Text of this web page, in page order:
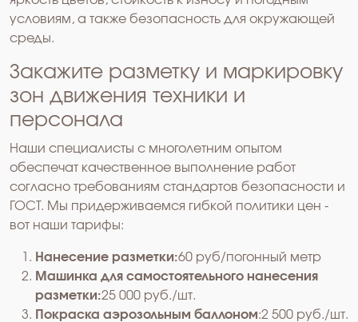
условиям, а также безопасность для окружающей
среды.
Закажите разметку и маркировку
зон движения техники и
персонала
Наши специалисты с многолетним опытом
обеспечат качественное выполнение работ
согласно требованиям стандартов безопасности и
ГОСТ. Мы придерживаемся гибкой политики цен -
вот наши тарифы:
Нанесение разметки:60 руб/погонный метр
Машинка для самостоятельного нанесения
разметки:25 000 руб./шт.
Покраска аэрозольным баллоном:2 500 руб./шт.